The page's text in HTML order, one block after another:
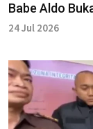
Babe Aldo
24 Jul 2026